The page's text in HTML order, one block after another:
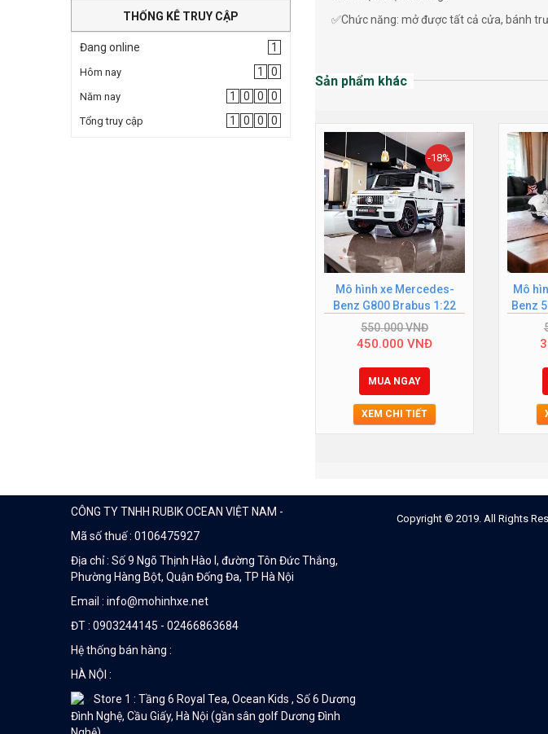
THỐNG KÊ TRUY CẬP
Đang online 1
Hôm nay 1 0
Năm nay 1 0 0 0
Tổng truy cập 1 0 0 0
✅Chức năng: mở được tất cả cửa, bánh
Sản phẩm khác
-18%
Mô hình xe Mercedes-
Benz G800 Brabus 1:22
trắng
550.000VNĐ
450.000 VNĐ
MUA NGAY
XEM CHI TIẾT
Mô
Benz
CÔNG TY TNHH RUBIK OCEAN VIỆT NAM -
Mã số thuế : 0106475927
Địa chỉ : Số 9 Ngõ Thịnh Hào I, đường Tôn Đức Thắng,
Phường Hàng Bột, Quận Đống Đa, TP Hà Nội
Email : info@mohinhxe.net
ĐT : 0903244145 - 02466863684
Hệ thống bán hàng :
HÀ NỘI :
Store 1 : Tầng 6 Royal Tea, Ocean Kids , Số 6 Dương
Đình Nghệ, Cầu Giấy, Hà Nội (gần sân golf Dương Đình
Copyright © 2019. All Rights